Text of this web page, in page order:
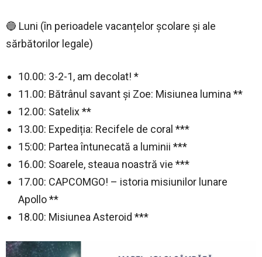
🔵 Luni (în perioadele vacanțelor școlare și ale
sărbătorilor legale)
10.00: 3-2-1, am decolat! *
11.00: Bătrânul savant și Zoe: Misiunea lumina **
12.00: Satelix **
13.00: Expediția: Recifele de coral ***
15:00: Partea întunecată a luminii ***
16.00: Soarele, steaua noastră vie ***
17.00: CAPCOMGO! – istoria misiunilor lunare
Apollo **
18.00: Misiunea Asteroid ***